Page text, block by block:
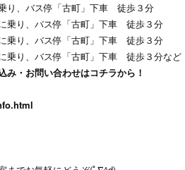
り、バス停「古町」下車 徒歩３分
乗り、バス停「古町」下車 徒歩３分
乗り、バス停「古町」下車 徒歩３分
乗り、バス停「古町」下車 徒歩３分など
・お問い合わせはコチラから！